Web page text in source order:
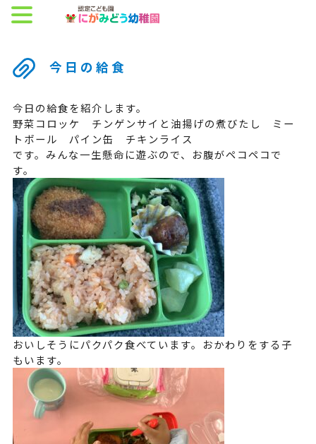
今日の給食
今日の給食を紹介します。
野菜コロッケ チンゲンサイと油揚げの煮びたし ミー
トボール パイン缶 チキンライス
です。みんな一生懸命に遊ぶので、お腹がペコペコで
す。
おいしそうにパクパク食べています。おかわりをする子
もいます。